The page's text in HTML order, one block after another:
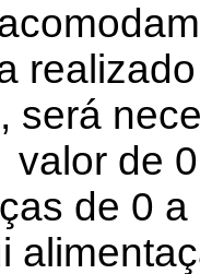
será
valor de
de 0